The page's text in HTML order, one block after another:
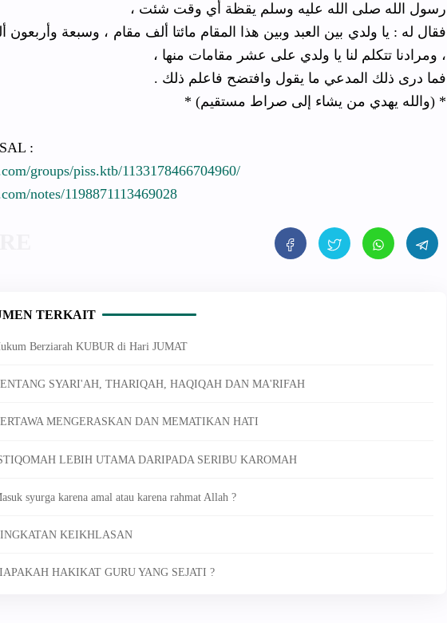
رسول الله صلى الله عليه وسلم يقظة أي وقت شئت ،
فقال له : يا ولدي بين العبد وبين هذا المقام مائتا ألف مقام ، وسبعة وأربعون
، ومرادنا تتكلم لنا يا ولدي على عشر مقامات منها ،
فما درى ذلك المدعي ما يقول وافتضح فاعلم ذلك .
* (والله يهدي من يشاء إلى صراط مستقيم) *
:
groups/piss.ktb/1133178466704960/
notes/1198871113469028
TERKAIT
Berziarah KUBUR di Hari JUMAT
SYARI'AH, THARIQAH, HAQIQAH DAN MA'RIFAH
MENGERASKAN DAN MEMATIKAN HATI
LEBIH UTAMA DARIPADA SERIBU KAROMAH
syurga karena amal atau karena rahmat Allah ?
KEIKHLASAN
HAKIKAT GURU YANG SEJATI ?